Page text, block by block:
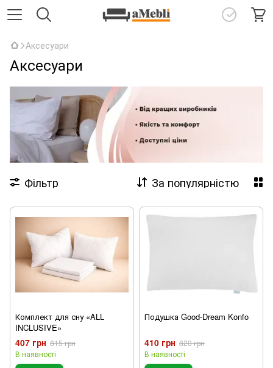
Аксесуари
Аксесуари
Фільтр За популярністю
Комплект для сну «ALL
INCLUSIVE»
407 грн 815 грн
В наявності
Подушка Good-Dream Konfo
410 грн 820 грн
В наявності